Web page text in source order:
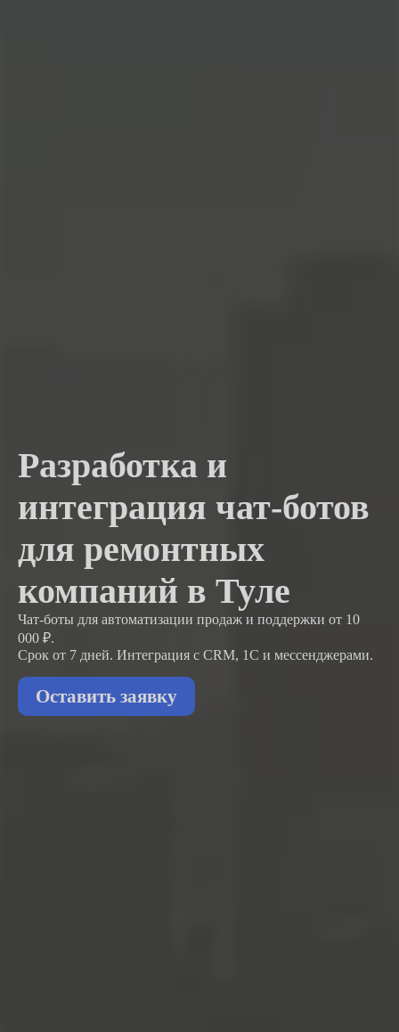
Разработка и
интеграция чат-ботов
для ремонтных
компаний в Туле
Чат-боты для автоматизации продаж и поддержки от 10
000 ₽.
Срок от 7 дней. Интеграция с CRM, 1С и мессенджерами.
Оставить заявку